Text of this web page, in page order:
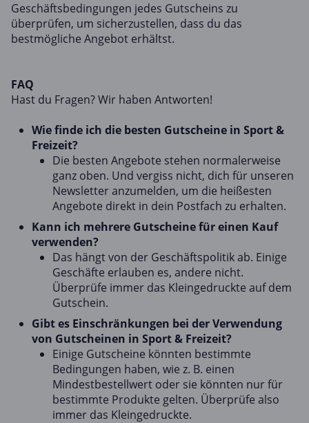
Geschäftsbedingungen jedes Gutscheins zu
überprüfen, um sicherzustellen, dass du das
bestmögliche Angebot erhältst.
FAQ
Hast du Fragen? Wir haben Antworten!
Wie finde ich die besten Gutscheine in Sport &
Freizeit?
Die besten Angebote stehen normalerweise
ganz oben. Und vergiss nicht, dich für unseren
Newsletter anzumelden, um die heißesten
Angebote direkt in dein Postfach zu erhalten.
Kann ich mehrere Gutscheine für einen Kauf
verwenden?
Das hängt von der Geschäftspolitik ab. Einige
Geschäfte erlauben es, andere nicht.
Überprüfe immer das Kleingedruckte auf dem
Gutschein.
Gibt es Einschränkungen bei der Verwendung
von Gutscheinen in Sport & Freizeit?
Einige Gutscheine könnten bestimmte
Bedingungen haben, wie z. B. einen
Mindestbestellwert oder sie könnten nur für
bestimmte Produkte gelten. Überprüfe also
immer das Kleingedruckte.